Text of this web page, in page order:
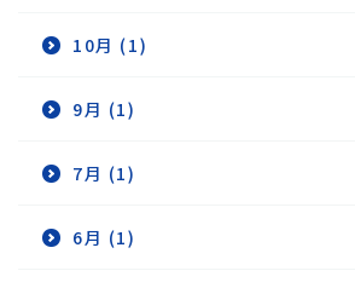
10月 (1)
9月 (1)
7月 (1)
6月 (1)